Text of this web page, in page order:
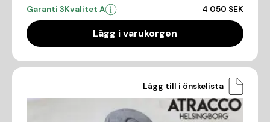
Garanti 3Kvalitet A 4 050 SEK
Lägg i varukorgen
Lägg till i önskelista